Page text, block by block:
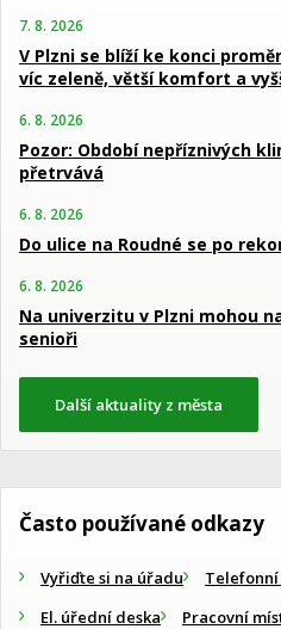
7. 8. 2026
V Plzni se blíží ke konci
víc zeleně, větší komfort a
6. 8. 2026
Pozor: Období nepříznivých
přetrvává
6. 8. 2026
Do ulice na Roudné se po
6. 8. 2026
Na univerzitu v Plzni mohou
senioři
Další aktuality z města
Často používané odkazy
Vyřiďte si na úřadu
El. úřední deska
Pracovní